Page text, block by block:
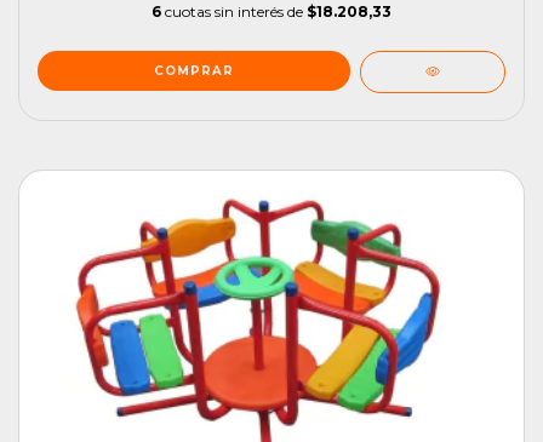
6 cuotas sin interés de $18.208,33